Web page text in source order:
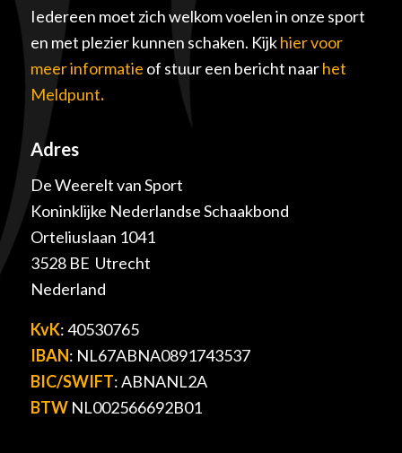
Iedereen moet zich welkom voelen in onze sport
en met plezier kunnen schaken. Kijkhier voor
meer informatie of stuur een bericht naarhet
Meldpunt.
Adres
De Weerelt van Sport
Koninklijke Nederlandse Schaakbond
Orteliuslaan 1041
3528 BE Utrecht
Nederland
KvK: 40530765
IBAN: NL67ABNA0891743537
BIC/SWIFT: ABNANL2A
BTWNL002566692B01